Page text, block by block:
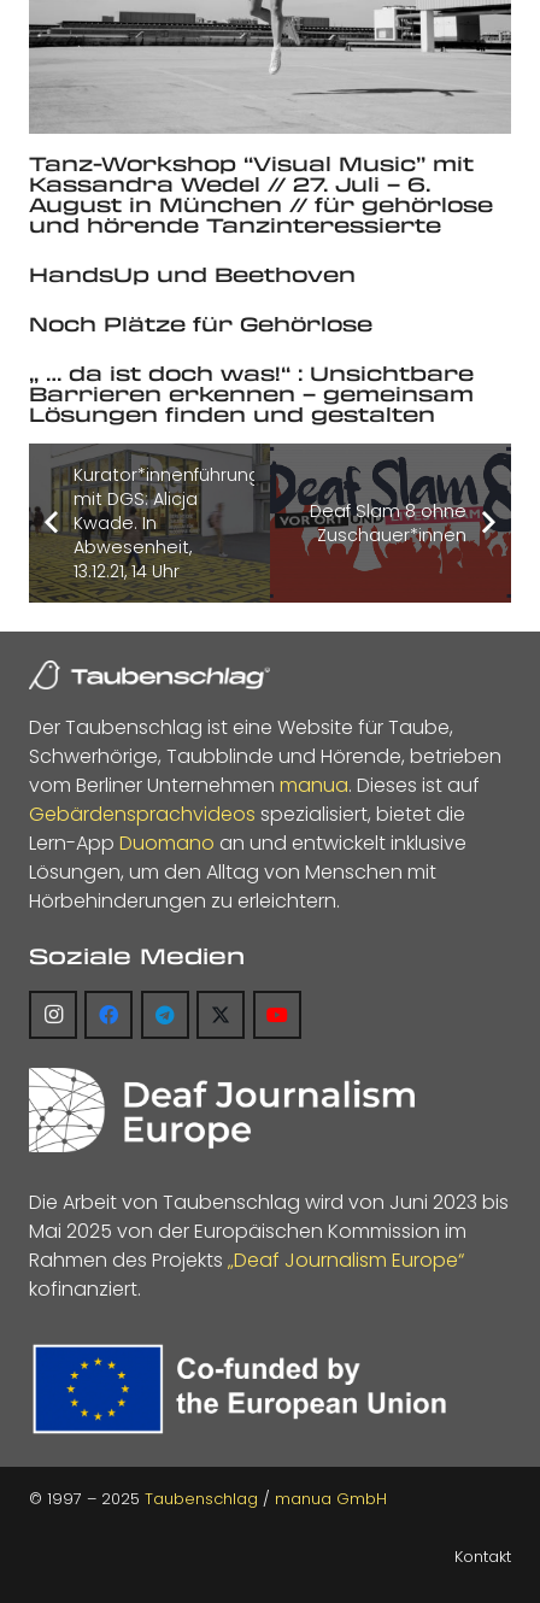
Tanz-Workshop “Visual Music” mit
Kassandra Wedel // 27. Juli – 6.
August in München // für gehörlose
und hörende Tanzinteressierte
HandsUp und Beethoven
Noch Plätze für Gehörlose
„ … da ist doch was!“ : Unsichtbare
Barrieren erkennen – gemeinsam
Lösungen finden und gestalten
Kurator*innenführung
mit DGS: Alicja
Kwade. In
Abwesenheit,
13.12.21, 14 Uhr
Deaf Slam 8 ohne
Zuschauer*innen
Der Taubenschlag ist eine Website für Taube,
Schwerhörige, Taubblinde und Hörende, betrieben
vom Berliner Unternehmen manua. Dieses ist auf
Gebärdensprachvideos spezialisiert, bietet die
Lern-App Duomano an und entwickelt inklusive
Lösungen, um den Alltag von Menschen mit
Hörbehinderungen zu erleichtern.
Soziale Medien
Die Arbeit von Taubenschlag wird von Juni 2023 bis
Mai 2025 von der Europäischen Kommission im
Rahmen des Projekts „Deaf Journalism Europe“
kofinanziert.
© 1997 – 2025 Taubenschlag / manua GmbH
Kontakt